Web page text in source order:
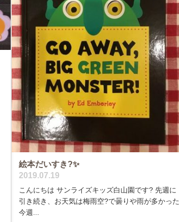
絵本だいすき?✨
2019.07.19
こんにちは サンライズキッズ白山園です? 先週に
引き続き、お天気は梅雨空?️で曇りや雨が多かった
今週...